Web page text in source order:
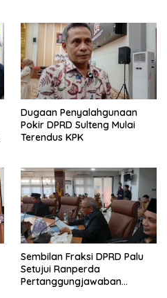
Dugaan Penyalahgunaan
Pokir DPRD Sulteng Mulai
Terendus KPK
Sembilan Fraksi DPRD Palu
Setujui Ranperda
Pertanggungjawaban